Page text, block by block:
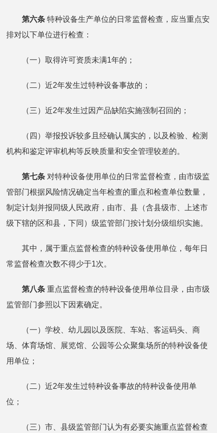
第六条 特种设备生产单位的日常监督检查，应当重点安
排对以下单位进行检查：
（一）取得许可资质未满1年的；
（二）近2年发生过特种设备事故的；
（三）近2年发生过因产品缺陷实施强制召回的；
（四）举报投诉较多且经确认属实的，以及检验、检测
机构和鉴定评审机构等反映质量和安全管理较差的。
第七条 对特种设备使用单位的日常监督检查，由市级监
管部门根据风险情况确定当年检查的重点和检查单位数量，
制定计划并报同级人民政府，由市、县（含县级市、上述市
级下辖的区和县，下同）级监管部门按计划分级组织实施。
其中，属于重点监督检查的特种设备使用单位，每年日
常监督检查次数不得少于1次。
第八条 重点监督检查的特种设备使用单位目录，由市级
监管部门参照以下因素确定。
（一）学校、幼儿园以及医院、车站、客运码头、商
场、体育场馆、展览馆、公园等公众聚集场所的特种设备使
用单位；
（二）近2年发生过特种设备事故的特种设备使用单
位；
（三）市、县级监管部门认为有必要实施重点监督检查